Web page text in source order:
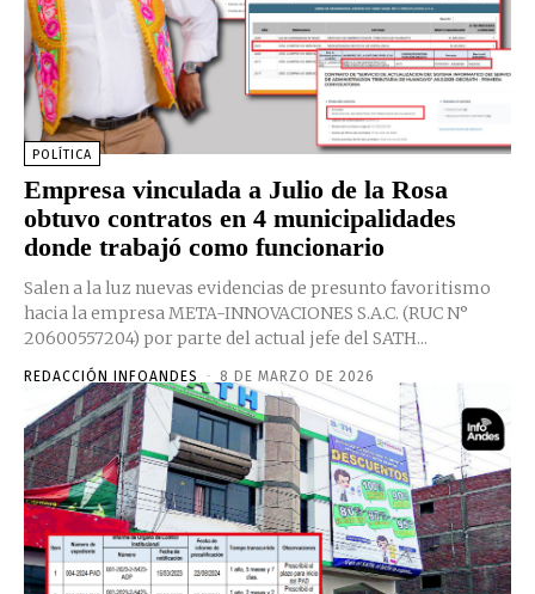
POLÍTICA
Empresa vinculada a Julio de la Rosa
obtuvo contratos en 4 municipalidades
donde trabajó como funcionario
Salen a la luz nuevas evidencias de presunto favoritismo
hacia la empresa META-INNOVACIONES S.A.C. (RUC N°
20600557204) por parte del actual jefe del SATH...
REDACCIÓN INFOANDES - 8 DE MARZO DE 2026